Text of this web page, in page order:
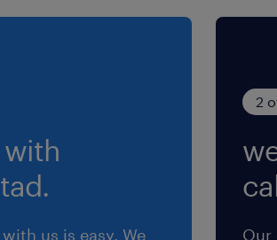
働8時間00分・休憩60分）
1～2時間／日程度発生の可能性あ
us is easy. We
2
Our